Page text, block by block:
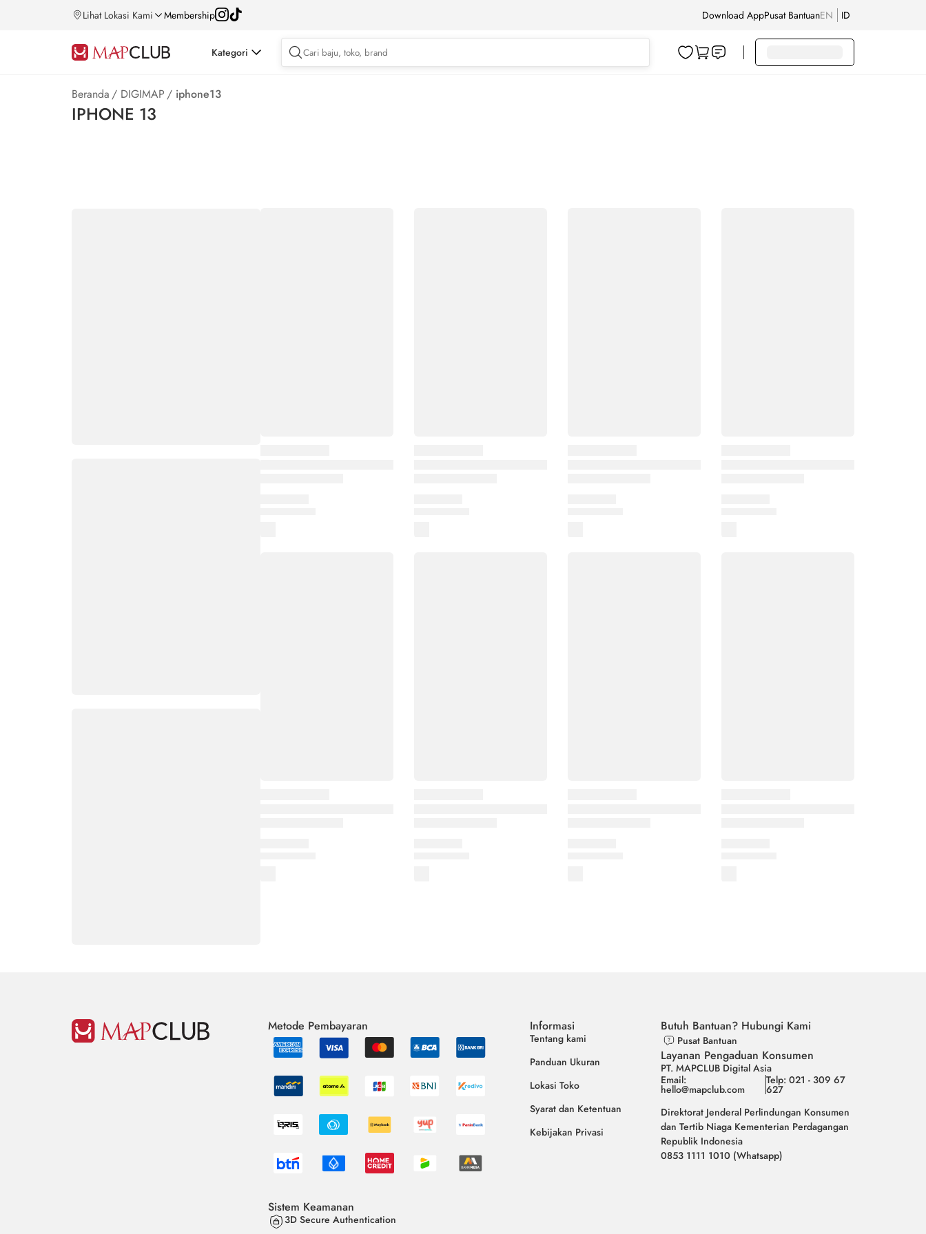
Lihat Lokasi Kami Membership Download AppPusat BantuanEN ID
Kategori
Beranda / DIGIMAP / iphone13
IPHONE 13
Metode Pembayaran
Sistem Keamanan
3D Secure Authentication
Informasi
Tentang kami
Panduan Ukuran
Lokasi Toko
Syarat dan Ketentuan
Kebijakan Privasi
Butuh Bantuan? Hubungi Kami
Pusat Bantuan
Layanan Pengaduan Konsumen
PT. MAPCLUB Digital Asia
Email:
hello@mapclub.com
Telp: 021 - 309 67
627
Direktorat Jenderal Perlindungan Konsumen
dan Tertib Niaga Kementerian Perdagangan
Republik Indonesia
0853 1111 1010 (Whatsapp)